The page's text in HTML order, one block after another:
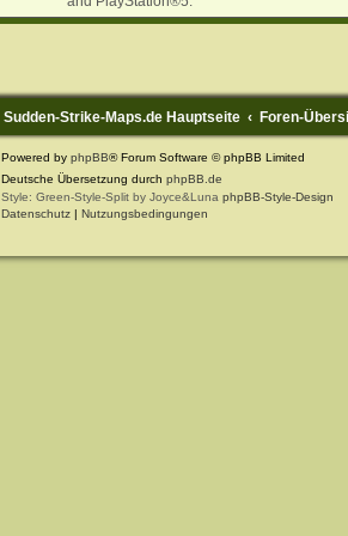
Sudden-Strike-Maps.de Hauptseite Foren-
Powered by phpBB® Forum Software © phpBB Limited
Deutsche Übersetzung durch phpBB.de
Style: Green-Style-Split by Joyce&Luna phpBB-Style-Design
Datenschutz | Nutzungsbedingungen